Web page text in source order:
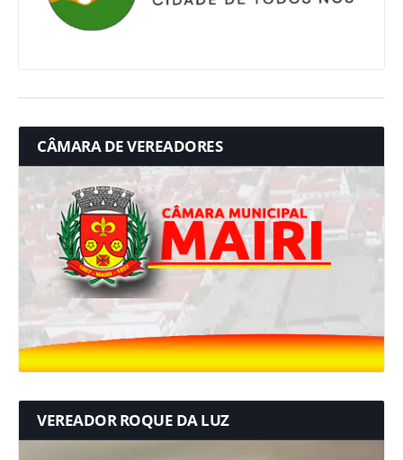
CÂMARA DE VEREADORES
VEREADOR ROQUE DA LUZ